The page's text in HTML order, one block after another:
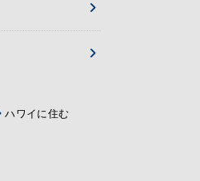
ハワイに住む